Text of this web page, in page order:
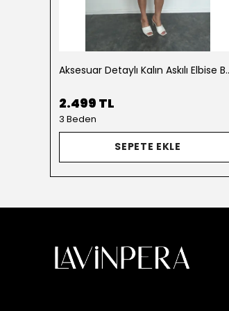
Aksesuar
2.499 TL
3 Beden
SEPETE EKLE